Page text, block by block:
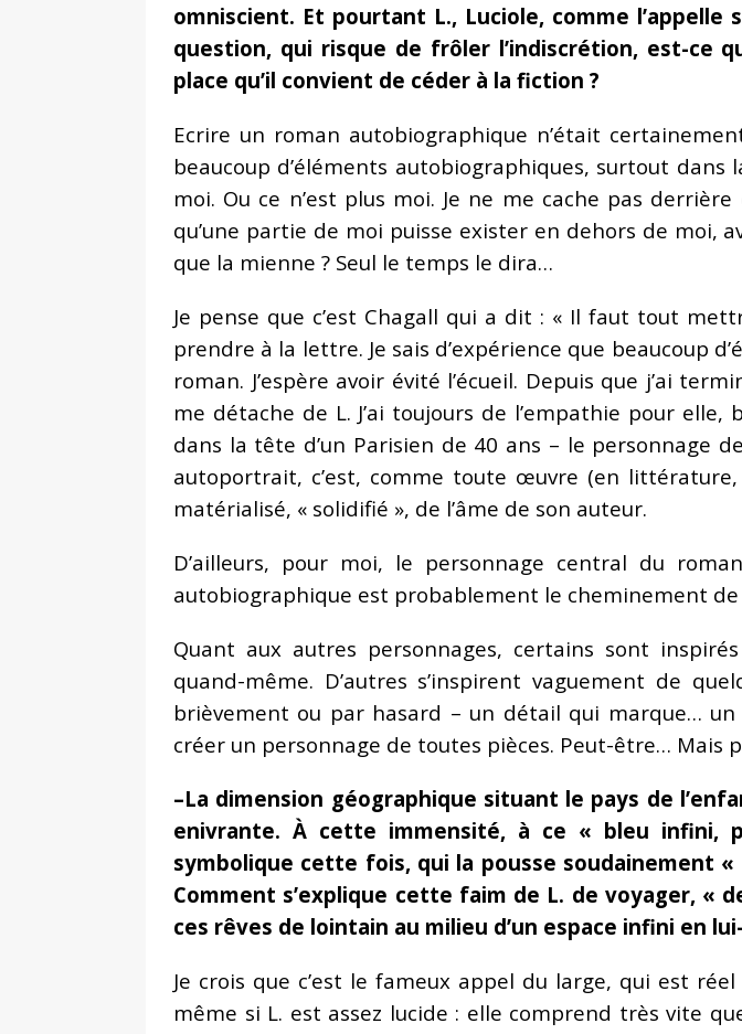
omniscient. Et pourtant L., Luciole, comme l’appelle
question, qui risque de frôler l’indiscrétion, est-ce
place qu’il convient de céder à la fiction ?
Ecrire un roman autobiographique n’était
beaucoup d’éléments autobiographiques, surtout
moi. Ou ce n’est plus moi. Je ne me cache pas
qu’une partie de moi puisse exister en dehors de moi,
que la mienne ? Seul le temps le dira…
Je pense que c’est Chagall qui a dit : « Il faut tout
prendre à la lettre. Je sais d’expérience que beaucoup
roman. J’espère avoir évité l’écueil. Depuis que j’ai
me détache de L. J’ai toujours de l’empathie pour
dans la tête d’un Parisien de 40 ans – le personnage
autoportrait, c’est, comme toute œuvre (en
matérialisé, « solidifié », de l’âme de son auteur.
D’ailleurs, pour moi, le personnage central du
autobiographique est probablement le cheminement de
Quant aux autres personnages, certains sont
quand-même. D’autres s’inspirent vaguement de
brièvement ou par hasard – un détail qui marque…
créer un personnage de toutes pièces. Peut-être… Mais
–La dimension géographique situant le pays de
enivrante. À cette immensité, à ce « bleu infini,
symbolique cette fois, qui la pousse soudainement «
Comment s’explique cette faim de L. de voyager, «
ces rêves de lointain au milieu d’un espace infini en
Je crois que c’est le fameux appel du large, qui est
même si L. est assez lucide : elle comprend très vite